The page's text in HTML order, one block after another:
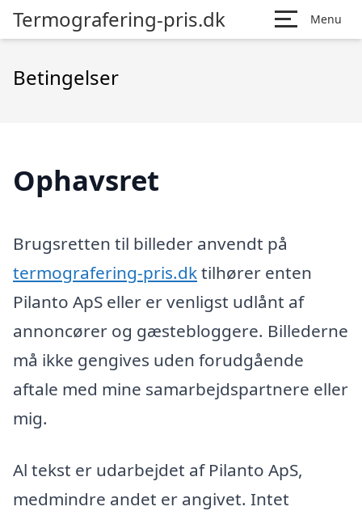
Termografering-pris.dk Menu
Betingelser
Ophavsret
Brugsretten til billeder anvendt på
termografering-pris.dktilhører enten
Pilanto ApS eller er venligst udlånt af
annoncører og gæstebloggere. Billederne
må ikke gengives uden forudgående
aftale med mine samarbejdspartnere eller
mig.
Al tekst er udarbejdet af Pilanto ApS,
medmindre andet er angivet. Intet